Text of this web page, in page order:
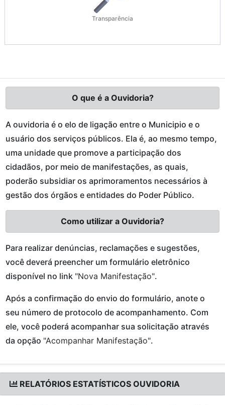
Transparência
O que é a Ouvidoria?
A ouvidoria é o elo de ligação entre o Municipio e o
usuário dos serviços públicos. Ela é, ao mesmo tempo,
uma unidade que promove a participação dos
cidadãos, por meio de manifestações, as quais,
poderão subsidiar os aprimoramentos necessários à
gestão dos órgãos e entidades do Poder Público.
Como utilizar a Ouvidoria?
Para realizar denúncias, reclamações e sugestões,
você deverá preencher um formulário eletrônico
disponível no link "Nova Manifestação".
Após a confirmação do envio do formulário, anote o
seu número de protocolo de acompanhamento. Com
ele, você poderá acompanhar sua solicitação através
da opção "Acompanhar Manifestação".
RELATÓRIOS ESTATÍSTICOS OUVIDORIA